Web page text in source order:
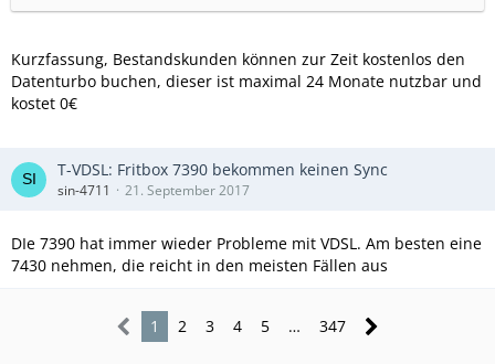
Kurzfassung, Bestandskunden können zur Zeit kostenlos den
Datenturbo buchen, dieser ist maximal 24 Monate nutzbar und
kostet 0€
T-VDSL: Fritbox 7390 bekommen keinen Sync
sin-4711 21. September 2017
DIe 7390 hat immer wieder Probleme mit VDSL. Am besten eine
7430 nehmen, die reicht in den meisten Fällen aus
1 2 3 4 5 … 347